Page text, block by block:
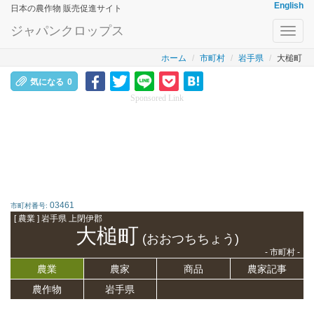
日本の農作物 販売促進サイト English
ジャパンクロップス
ホーム 市町村 岩手県 大槌町
気になる 0
Sponsored Link
市町村番号: 03461
[ 農業 ] 岩手県 上閉伊郡
大槌町 (おおつちちょう)
- 市町村 -
農業 農家 商品
農家記事
農作物
岩手県